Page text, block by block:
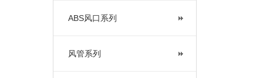
ABS风口系列
风管系列